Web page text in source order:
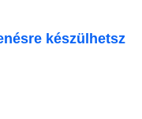
készülhetsz